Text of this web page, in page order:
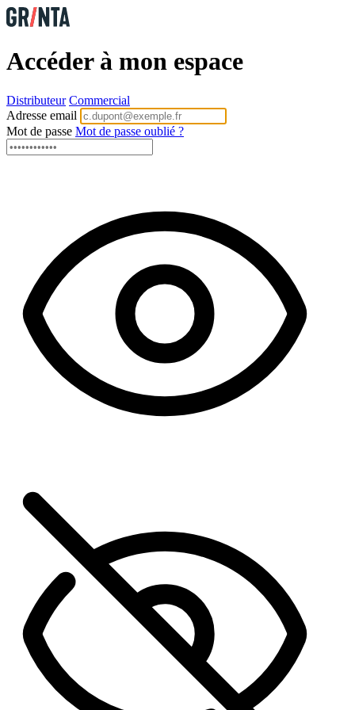
Accéder à mon espace
Distributeur Commercial
Adresse email
Mot de passe Mot de passe oublié ?